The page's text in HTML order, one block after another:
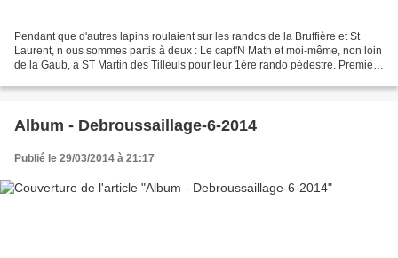
Pendant que d'autres lapins roulaient sur les randos de la Bruffière et St
Laurent, n ous sommes partis à deux : Le capt'N Math et moi-même, non loin
de la Gaub, à ST Martin des Tilleuls pour leur 1ère rando pédestre. Première
Album - Debroussaillage-6-2014
Publié le 29/03/2014 à 21:17